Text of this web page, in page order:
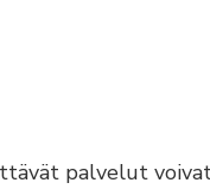
palvelut